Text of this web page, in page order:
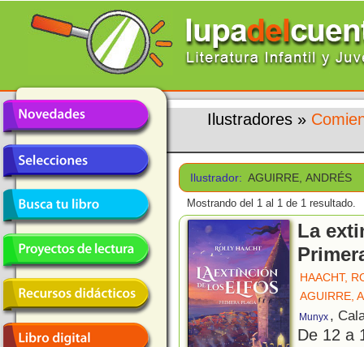
Ilustradores »
Ilustrador: AGUIRRE, ANDRÉS
Mostrando del 1 al 1 de 1 resultado.
La
HAACHT,
AGUIRRE,
Munyx ,
De 12 a